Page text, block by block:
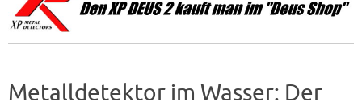
Metalldetektor im Wasser: Der